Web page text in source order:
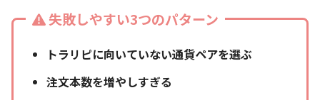
失敗しやすい3つのパターン
トラリピに向いていない通貨ペアを選ぶ
注文本数を増やしすぎる